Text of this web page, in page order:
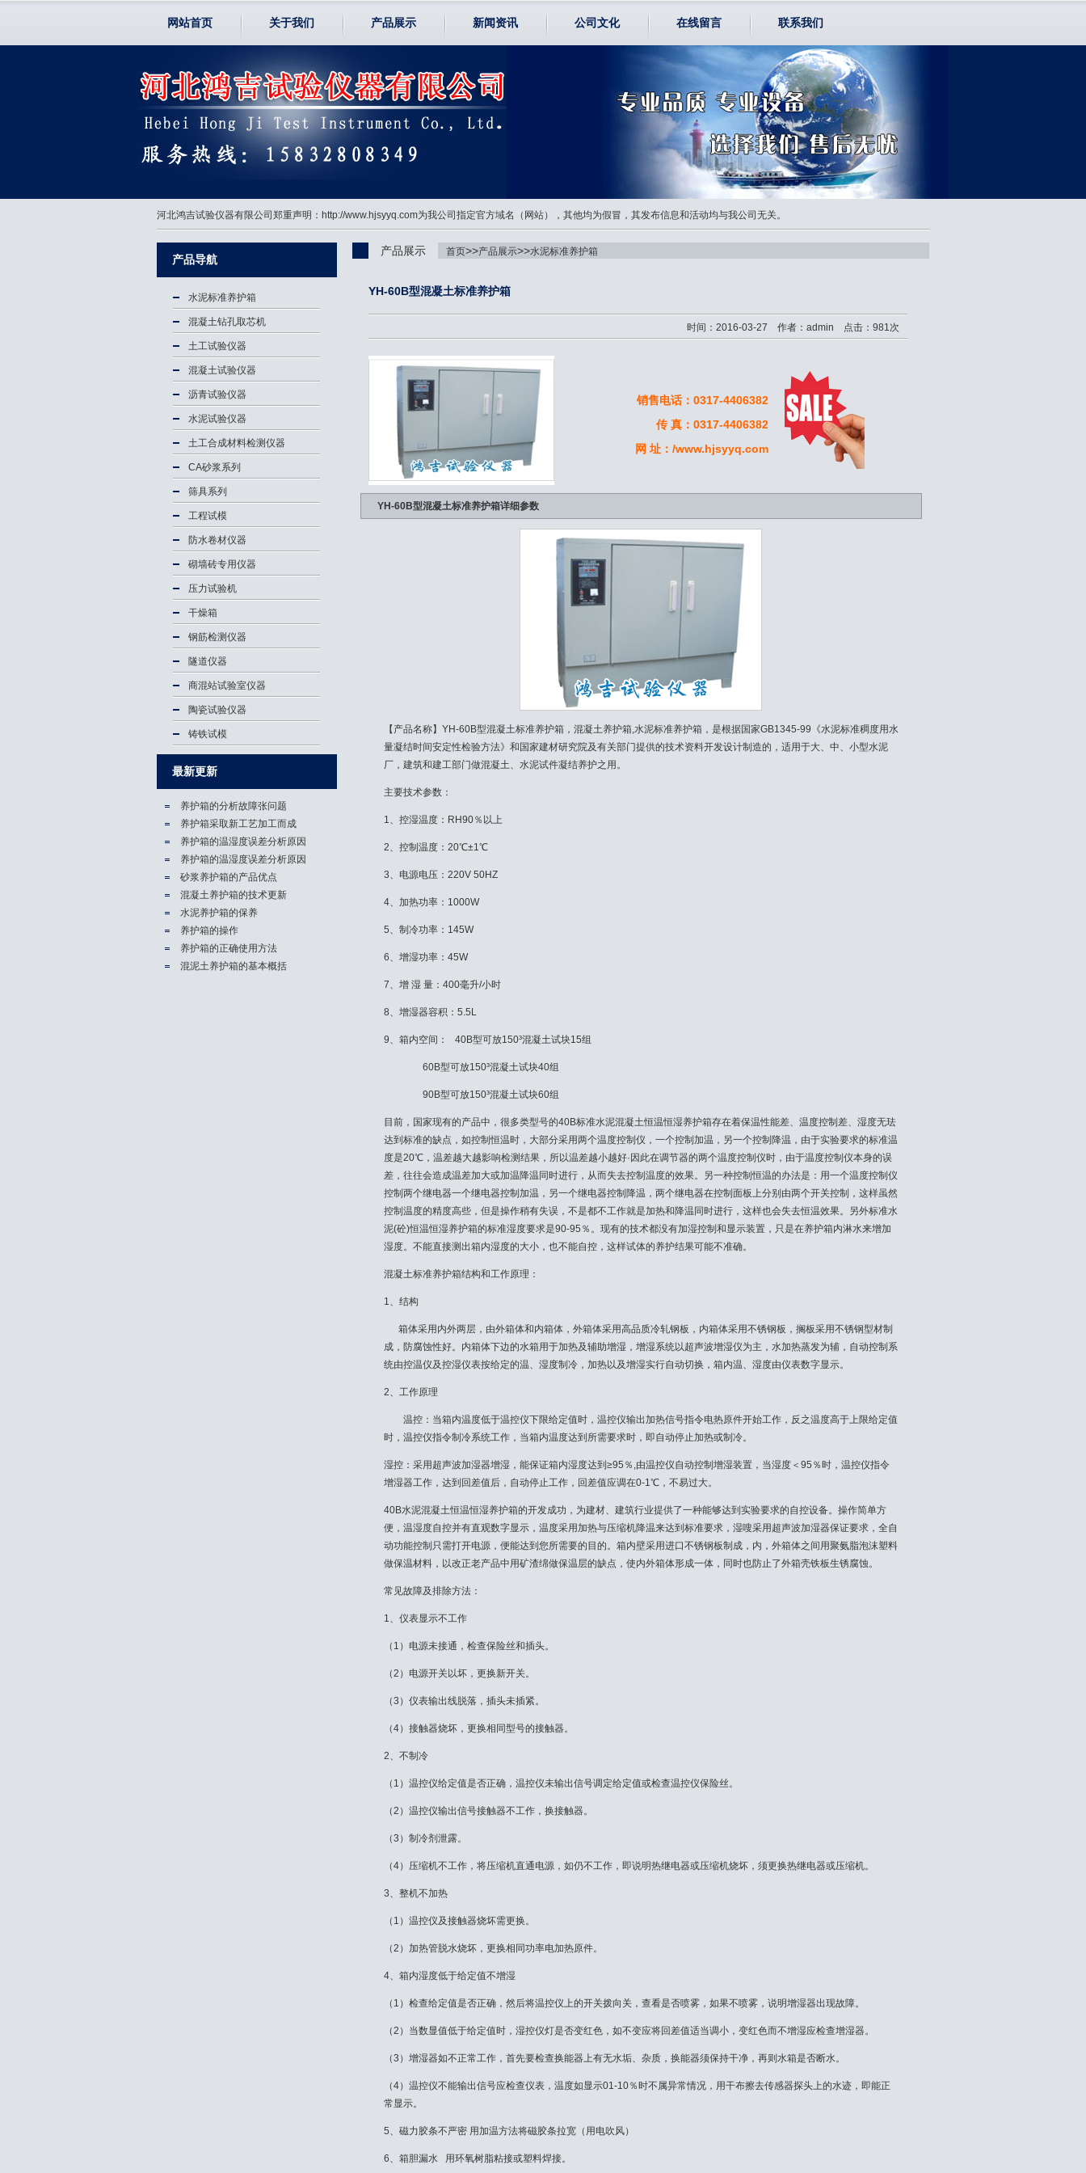
网站首页 关于我们 产品展示 新闻资讯 公司文化 在线留言 联系我们
河北鸿吉试验仪器有限公司郑重声明：http://www.hjsyyq.com为我公司指定官方域名（网站），其他均为假冒，其发布信息和活动均与我公司无关。
产品导航
水泥标准养护箱
混凝土钻孔取芯机
土工试验仪器
混凝土试验仪器
沥青试验仪器
水泥试验仪器
土工合成材料检测仪器
CA砂浆系列
筛具系列
工程试模
防水卷材仪器
砌墙砖专用仪器
压力试验机
干燥箱
钢筋检测仪器
隧道仪器
商混站试验室仪器
陶瓷试验仪器
铸铁试模
最新更新
养护箱的分析故障张问题
养护箱​采取新工艺加工而成
养护箱的温湿度误差分析原因
养护箱的温湿度误差分析原因
砂浆养护箱的产品优点
混凝土养护箱的技术更新
水泥养护箱的保养
养护箱的操作
养护箱的正确使用方法
混泥土养护箱的基本概括
产品展示 首页>>产品展示>>水泥标准养护箱
YH-60B型混凝土标准养护箱
时间：2016-03-27 作者：admin 点击：981次
销售电话：0317-4406382
传 真：0317-4406382
网 址：/www.hjsyyq.com
YH-60B型混凝土标准养护箱详细参数
【产品名称】YH-60B型混凝土标准养护箱，混凝土养护箱,水泥标准养护箱，是根据国家GB1345-99《水泥标准稠度用水
量凝结时间安定性检验方法》和国家建材研究院及有关部门提供的技术资料开发设计制造的，适用于大、中、小型水泥
厂，建筑和建工部门做混凝土、水泥试件凝结养护之用。
主要技术参数：
1、控湿温度：RH90％以上
2、控制温度：20℃±1℃
3、电源电压：220V 50HZ
4、加热功率：1000W
5、制冷功率：145W
6、增湿功率：45W
7、增 湿 量：400毫升/小时
8、增湿器容积：5.5L
9、箱内空间： 40B型可放150³混凝土试块15组
60B型可放150³混凝土试块40组
90B型可放150³混凝土试块60组
目前，国家现有的产品中，很多类型号的40B标准水泥混凝土恒温恒湿养护箱存在着保温性能差、温度控制差、湿度无珐
达到标准的缺点，如控制恒温时，大部分采用两个温度控制仪，一个控制加温，另一个控制降温，由于实验要求的标准温
度是20℃，温差越大越影响检测结果，所以温差越小越好·因此在调节器的两个温度控制仪时，由于温度控制仪本身的误
差，往往会造成温差加大或加温降温同时进行，从而失去控制温度的效果。另一种控制恒温的办法是：用一个温度控制仪
控制两个继电器一个继电器控制加温，另一个继电器控制降温，两个继电器在控制面板上分别由两个开关控制，这样虽然
控制温度的精度高些，但是操作稍有失误，不是都不工作就是加热和降温同时进行，这样也会失去恒温效果。另外标准水
泥(砼)恒温恒湿养护箱的标准湿度要求是90-95％。现有的技术都没有加湿控制和显示装置，只是在养护箱内淋水来增加
湿度。不能直接测出箱内湿度的大小，也不能自控，这样试体的养护结果可能不准确。
混凝土标准养护箱结构和工作原理：
1、结构
箱体采用内外两层，由外箱体和内箱体，外箱体采用高品质冷轧钢板，内箱体采用不锈钢板，搁板采用不锈钢型材制
成，防腐蚀性好。内箱体下边的水箱用于加热及辅助增湿，增湿系统以超声波增湿仪为主，水加热蒸发为辅，自动控制系
统由控温仪及控湿仪表按给定的温、湿度制冷，加热以及增湿实行自动切换，箱内温、湿度由仪表数字显示。
2、工作原理
温控：当箱内温度低于温控仪下限给定值时，温控仪输出加热信号指令电热原件开始工作，反之温度高于上限给定值
时，温控仪指令制冷系统工作，当箱内温度达到所需要求时，即自动停止加热或制冷。
湿控：采用超声波加湿器增湿，能保证箱内湿度达到≥95％,由温控仪自动控制增湿装置，当湿度＜95％时，温控仪指令
增湿器工作，达到回差值后，自动停止工作，回差值应调在0-1℃，不易过大。
40B水泥混凝土恒温恒湿养护箱的开发成功，为建材、建筑行业提供了一种能够达到实验要求的自控设备。操作简单方
便，温湿度自控并有直观数字显示，温度采用加热与压缩机降温来达到标准要求，湿嗖采用超声波加湿器保证要求，全自
动功能控制只需打开电源，便能达到您所需要的目的。箱内壁采用进口不锈钢板制成，内，外箱体之间用聚氨脂泡沫塑料
做保温材料，以改正老产品中用矿渣绵做保温层的缺点，使内外箱体形成一体，同时也防止了外箱壳铁板生锈腐蚀。
常见故障及排除方法：
1、仪表显示不工作
（1）电源未接通，检查保险丝和插头。
（2）电源开关以坏，更换新开关。
（3）仪表输出线脱落，插头未插紧。
（4）接触器烧坏，更换相同型号的接触器。
2、不制冷
（1）温控仪给定值是否正确，温控仪未输出信号调定给定值或检查温控仪保险丝。
（2）温控仪输出信号接触器不工作，换接触器。
（3）制冷剂泄露。
（4）压缩机不工作，将压缩机直通电源，如仍不工作，即说明热继电器或压缩机烧坏，须更换热继电器或压缩机。
3、整机不加热
（1）温控仪及接触器烧坏需更换。
（2）加热管脱水烧坏，更换相同功率电加热原件。
4、箱内湿度低于给定值不增湿
（1）检查给定值是否正确，然后将温控仪上的开关拨向关，查看是否喷雾，如果不喷雾，说明增湿器出现故障。
（2）当数显值低于给定值时，湿控仪灯是否变红色，如不变应将回差值适当调小，变红色而不增湿应检查增湿器。
（3）增湿器如不正常工作，首先要检查换能器上有无水垢、杂质，换能器须保持干净，再则水箱是否断水。
（4）温控仪不能输出信号应检查仪表，温度如显示01-10％时不属异常情况，用干布擦去传感器探头上的水迹，即能正
常显示。
5、磁力胶条不严密 用加温方法将磁胶条拉宽（用电吹风）
6、箱胆漏水 用环氧树脂粘接或塑料焊接。